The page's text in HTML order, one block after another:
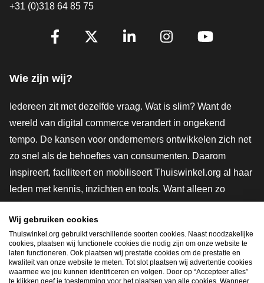
+31 (0)318 64 85 75
Volg je ons al?
Wie zijn wij?
Iedereen zit met dezelfde vraag. Wat is slim? Want de
wereld van digital commerce verandert in ongekend
tempo. De kansen voor ondernemers ontwikkelen zich net
zo snel als de behoeftes van consumenten. Daarom
inspireert, faciliteert en mobiliseert Thuiswinkel.org al haar
leden met kennis, inzichten en tools. Want alleen zo
innovatievere toekomst. Dus groei ook mee en maak
shoppen slimmer.
Lid worden
Wij gebruiken cookies
Thuiswinkel.org gebruikt verschillende soorten cookies. Naast noodzakelijke
cookies, plaatsen wij functionele cookies die nodig zijn om onze website te
laten functioneren. Ook plaatsen wij prestatie cookies om de prestatie en
kwaliteit van onze website te meten. Tot slot plaatsen wij advertentie cookies
waarmee we jou kunnen identificeren en volgen. Door op “Accepteer alles”
te klikken geef je toestemming voor het plaatsen van alle cookies. Wanneer